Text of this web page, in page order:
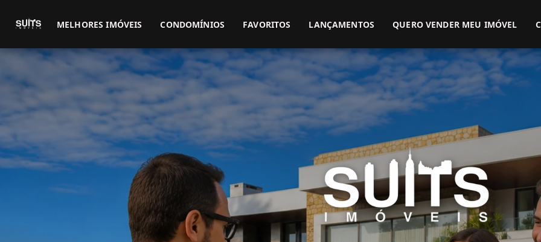
(51) 3416-9899 (51) 99914-3000
MELHORES IMÓVEIS CONDOMÍNIOS FAVORITOS LANÇAMENTOS QUERO VENDER MEU IMÓVEL